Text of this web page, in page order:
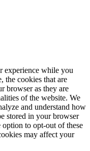
experience while you
the cookies that are
browser as they are
of the website. We
and understand how
stored in your browser
to opt-out of these
may affect your